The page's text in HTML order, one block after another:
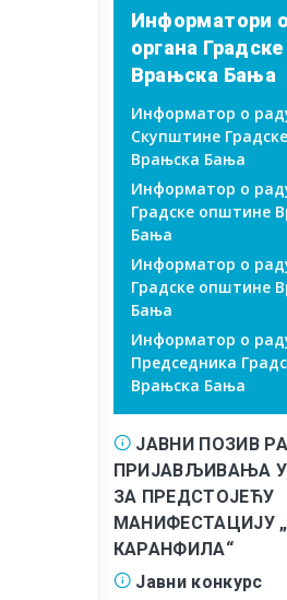
Информатори
органа
Врањска Бања
Информатор о
Скупштине
Врањска Бања
Информатор о
Градске општине
Бања
Информатор о
Градске општине
Бања
Информатор о
Председника
Врањска Бања
ЈАВНИ ПОЗИВ
ПРИЈАВЉИВАЊА
ЗА ПРЕДСТОЈЕЋУ
МАНИФЕСТАЦИЈУ
КАРАНФИЛА“
Јавни конкурс